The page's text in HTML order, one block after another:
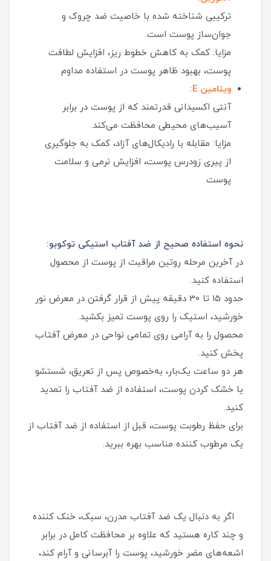
ترکیبی شناخته‌ شده با خاصیت ضد چروک و
جوان‌ساز پوست است.
مزایا: کمک به کاهش خطوط ریز، افزایش لطافت
پوست، بهبود ظاهر پوست در استفاده مداوم
ویتامین E:
آنتی‌ اکسیدانی قدرتمند که از پوست در برابر
آسیب‌های محیطی محافظت می‌کند.
مزایا: مقابله با رادیکال‌های آزاد، کمک به جلوگیری
از پیری زودرس پوست، افزایش نرمی و سلامت
پوست
نحوه استفاده صحیح از ضد آفتاب استیکی توکوبو:
در آخرین مرحله روتین مراقبت از پوست از محصول
استفاده کنید.
حدود 15 تا 30 دقیقه پیش از قرار گرفتن در معرض نور
خورشید، استیک را روی پوست تمیز بکشید.
محصول را به آرامی روی تمامی نواحی در معرض آفتاب
پخش کنید.
هر دو ساعت یک‌بار، به‌خصوص پس از تعریق، شستشو
یا خشک کردن پوست، استفاده از ضد آفتاب را تمدید
کنید.
برای حفظ رطوبت پوست، قبل از استفاده از ضد آفتاب از
یک مرطوب‌ کننده مناسب بهره ببرید.
اگر به دنبال یک ضد آفتاب مدرن، سبک، خنک‌ کننده
و چند کاره هستید که علاوه بر محافظت کامل در برابر
اشعه‌های مضر خورشید، پوست را آبرسانی و آرام کند،